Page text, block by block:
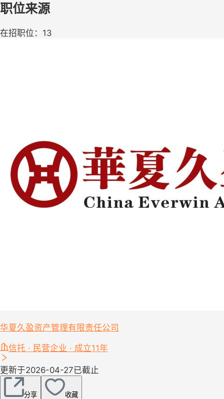
职位来源
在招职位：13
华夏久盈资产管理有限责任公司
信托 · 民营企业 · 成立11年
更新于2026-04-27已截止
分享 收藏